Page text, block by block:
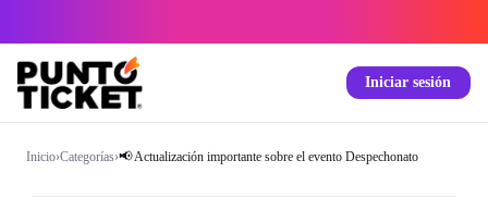
Iniciar sesión
Inicio›Categorías›📢 Actualización importante sobre el evento Despechonato